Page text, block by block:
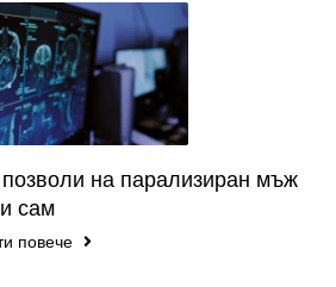
на парализиран мъж
сам
повече